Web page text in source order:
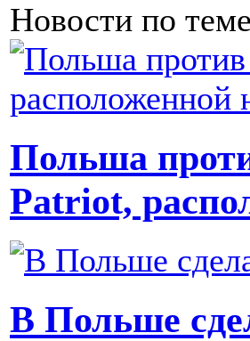
Новости по
Польша
Patriot,
В Польше